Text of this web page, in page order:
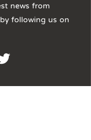
news from
following us on